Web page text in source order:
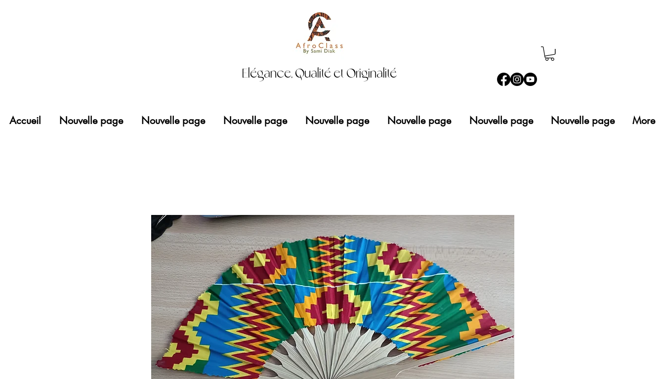
Elégance, Qualité et Originalité
Accueil Nouvelle page Nouvelle page Nouvelle page Nouvelle page Nouvelle page Nouvelle page Nouvelle page More